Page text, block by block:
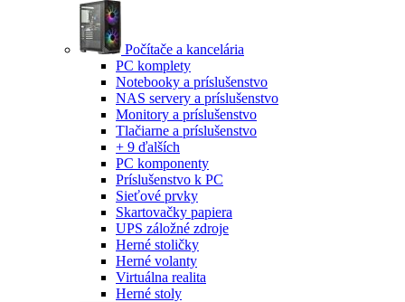
Počítače a kancelária
PC komplety
Notebooky a príslušenstvo
NAS servery a príslušenstvo
Monitory a príslušenstvo
Tlačiarne a príslušenstvo
+ 9 ďalších
PC komponenty
Príslušenstvo k PC
Sieťové prvky
Skartovačky papiera
UPS záložné zdroje
Herné stoličky
Herné volanty
Virtuálna realita
Herné stoly